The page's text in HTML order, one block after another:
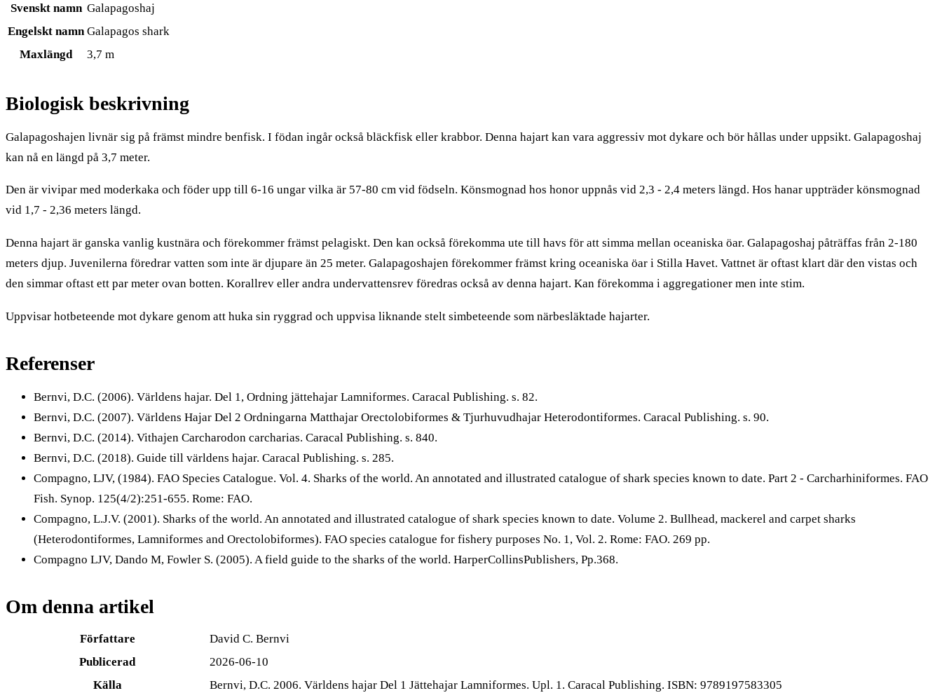
Svenskt namn Galapagoshaj
Engelskt namn Galapagos shark
Maxlängd
3,7 m
Biologisk beskrivning
Galapagoshajen livnär sig på främst mindre benfisk. I födan ingår också bläckfisk eller krabbor. Denna hajart kan vara aggressiv mot dykare och bör hållas under uppsikt. Galapagoshaj
kan nå en längd på 3,7 meter.
Den är vivipar med moderkaka och föder upp till 6-16 ungar vilka är 57-80 cm vid födseln. Könsmognad hos honor uppnås vid 2,3 - 2,4 meters längd. Hos hanar uppträder könsmognad
vid 1,7 - 2,36 meters längd.
Denna hajart är ganska vanlig kustnära och förekommer främst pelagiskt. Den kan också förekomma ute till havs för att simma mellan oceaniska öar. Galapagoshaj påträffas från 2-180
meters djup. Juvenilerna föredrar vatten som inte är djupare än 25 meter. Galapagoshajen förekommer främst kring oceaniska öar i Stilla Havet. Vattnet är oftast klart där den vistas och
den simmar oftast ett par meter ovan botten. Korallrev eller andra undervattensrev föredras också av denna hajart. Kan förekomma i aggregationer men inte stim.
Uppvisar hotbeteende mot dykare genom att huka sin ryggrad och uppvisa liknande stelt simbeteende som närbesläktade hajarter.
Referenser
Bernvi, D.C. (2006). Världens hajar. Del 1, Ordning jättehajar Lamniformes. Caracal Publishing. s. 82.
Bernvi, D.C. (2007). Världens Hajar Del 2 Ordningarna Matthajar Orectolobiformes & Tjurhuvudhajar Heterodontiformes. Caracal Publishing. s. 90.
Bernvi, D.C. (2014). Vithajen Carcharodon carcharias. Caracal Publishing. s. 840.
Bernvi, D.C. (2018). Guide till världens hajar. Caracal Publishing. s. 285.
Compagno, LJV, (1984). FAO Species Catalogue. Vol. 4. Sharks of the world. An annotated and illustrated catalogue of shark species known to date. Part 2 - Carcharhiniformes. FAO
Fish. Synop. 125(4/2):251-655. Rome: FAO.
Compagno, L.J.V. (2001). Sharks of the world. An annotated and illustrated catalogue of shark species known to date. Volume 2. Bullhead, mackerel and carpet sharks
(Heterodontiformes, Lamniformes and Orectolobiformes). FAO species catalogue for fishery purposes No. 1, Vol. 2. Rome: FAO. 269 pp.
Compagno LJV, Dando M, Fowler S. (2005). A field guide to the sharks of the world. HarperCollinsPublishers, Pp.368.
Om denna artikel
Författare
David C. Bernvi
Publicerad
2026-06-10
Källa
Bernvi, D.C. 2006. Världens hajar Del 1 Jättehajar Lamniformes. Upl. 1. Caracal Publishing. ISBN: 9789197583305